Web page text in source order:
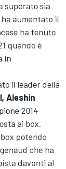
superato sia
ha aumentato il
ha tenuto
quando è
in
il leader della
Aleshin
2014
ai box.
potendo
che ha
davanti al